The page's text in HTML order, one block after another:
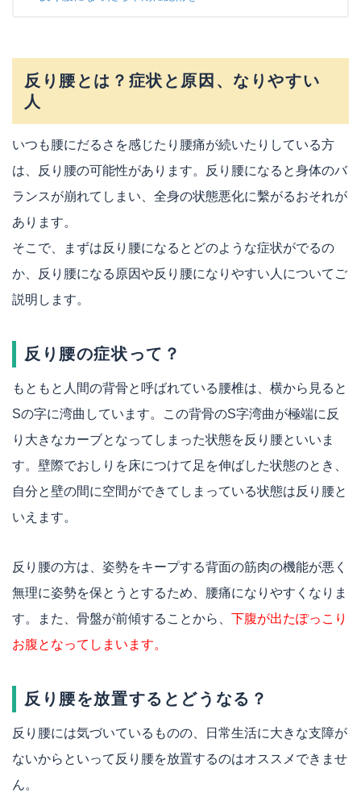
反り腰とは？症状と原因、なりやすい
人
いつも腰にだるさを感じたり腰痛が続いたりしている方
は、反り腰の可能性があります。反り腰になると身体のバ
ランスが崩れてしまい、全身の状態悪化に繫がるおそれが
あります。
そこで、まずは反り腰になるとどのような症状がでるの
か、反り腰になる原因や反り腰になりやすい人についてご
説明します。
反り腰の症状って？
もともと人間の背骨と呼ばれている腰椎は、横から見ると
Sの字に湾曲しています。この背骨のS字湾曲が極端に反
り大きなカーブとなってしまった状態を反り腰といいま
す。壁際でおしりを床につけて足を伸ばした状態のとき、
自分と壁の間に空間ができてしまっている状態は反り腰と
いえます。
反り腰の方は、姿勢をキープする背面の筋肉の機能が悪く
無理に姿勢を保とうとするため、腰痛になりやすくなりま
す。また、骨盤が前傾することから、 下腹が出たぽっこり
お腹となってしまいます。
反り腰を放置するとどうなる？
反り腰には気づいているものの、日常生活に大きな支障が
ないからといって反り腰を放置するのはオススメできませ
ん。